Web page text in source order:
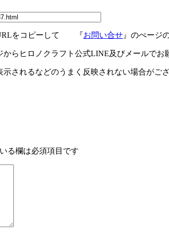
URLをコピーして 『お問い合せ 』のぺージ
からヒロノクラフト公式LINE及びメールでお
されるなどのうまく反映されない場合がご
る欄は必須項目です